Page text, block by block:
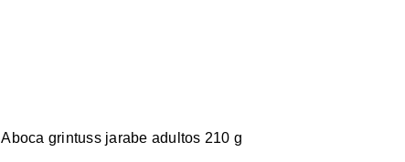
Aboca grintuss jarabe adultos 210 g